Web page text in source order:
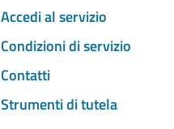
Accedi al servizio
Condizioni di servizio
Contatti
Strumenti di tutela